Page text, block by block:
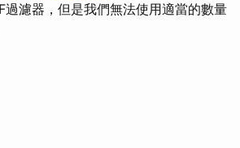
過濾器，但是我們無法使用適當的數量